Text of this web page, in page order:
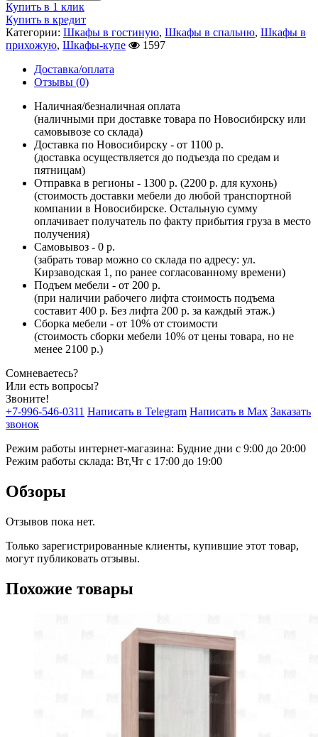
Купить в 1 клик
Купить в кредит
Категории: Шкафы в гостиную, Шкафы в спальню, Шкафы в
прихожую, Шкафы-купе
1597
Доставка/оплата
Отзывы (0)
Наличная/безналичная оплата
(наличными при доставке товара по Новосибирску или
самовывозе со склада)
Доставка по Новосибирску - от 1100 р.
(доставка осуществляется до подъезда по средам и
пятницам)
Отправка в регионы - 1300 р. (2200 р. для кухонь)
(стоимость доставки мебели до любой транспортной
компании в Новосибирске. Остальную сумму
оплачивает получатель по факту прибытия груза в место
получения)
Самовывоз - 0 р.
(забрать товар можно со склада по адресу: ул.
Кирзаводская 1, по ранее согласованному времени)
Подъем мебели - от 200 р.
(при наличии рабочего лифта стоимость подъема
составит 400 р. Без лифта 200 р. за каждый этаж.)
Сборка мебели - от 10% от стоимости
(стоимость сборки мебели 10% от цены товара, но не
менее 2100 р.)
Сомневаетесь?
Или есть вопросы?
Звоните!
+7-996-546-0311 Написать в Telegram Написать в Max Заказать
звонок
Режим работы интернет-магазина: Будние дни с 9:00 до 20:00
Режим работы склада: Вт,Чт с 17:00 до 19:00
Обзоры
Отзывов пока нет.
Только зарегистрированные клиенты, купившие этот товар,
могут публиковать отзывы.
Похожие товары